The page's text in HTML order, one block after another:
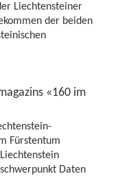
Liechtensteiner
der beiden
«160 im
Fürstentum
Daten